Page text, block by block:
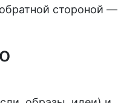
стороной —